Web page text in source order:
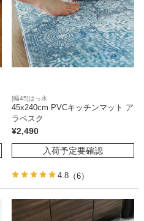
[幅45]はっ水
45x240cm PVCキッチンマット ア
ラベスク
¥2,490
入荷予定要確認
4.8 （6）